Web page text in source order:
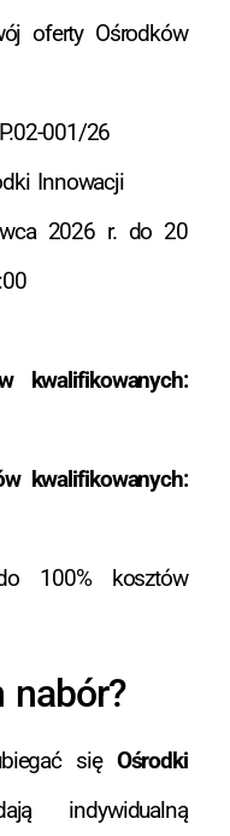
oferty Ośrodków
001/26
Innowacji
2026 r. do 20
kwalifikowanych:
kwalifikowanych:
100% kosztów
nabór?
się Ośrodki
indywidualną